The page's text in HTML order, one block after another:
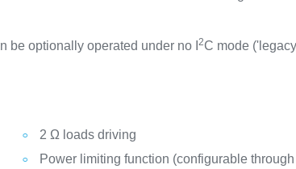
be optionally operated under no I2C mode
2 Ω loads driving
Power limiting function (configurable through I